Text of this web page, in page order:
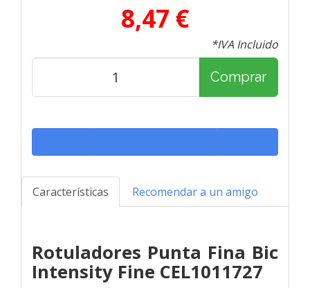
8,47 €
*IVA Incluido
Comprar
Características Recomendar a un amigo
Rotuladores Punta Fina Bic
Intensity Fine CEL1011727